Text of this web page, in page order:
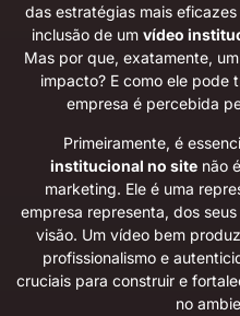
das estratégias mais
inclusão de um vídeo
Mas por que, exatamente,
impacto? E como ele pode
empresa é percebida
Primeiramente, é
institucional no site não
marketing. Ele é uma
empresa representa, dos
visão. Um vídeo bem
profissionalismo e
cruciais para construir e
no